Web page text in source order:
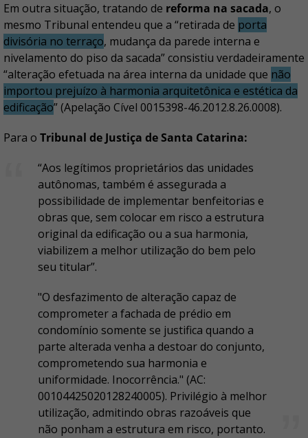
Em outra situação, tratando de reforma na sacada, o
mesmo Tribunal entendeu que a “retirada de porta
divisória no terraço, mudança da parede interna e
nivelamento do piso da sacada” consistiu verdadeiramente
“alteração efetuada na área interna da unidade que não
importou prejuízo à harmonia arquitetônica e estética da
edificação” (Apelação Cível 0015398-46.2012.8.26.0008).
Para o Tribunal de Justiça de Santa Catarina:
“Aos legítimos proprietários das unidades
autônomas, também é assegurada a
possibilidade de implementar benfeitorias e
obras que, sem colocar em risco a estrutura
original da edificação ou a sua harmonia,
viabilizem a melhor utilização do bem pelo
seu titular”.
"O desfazimento de alteração capaz de
comprometer a fachada de prédio em
condomínio somente se justifica quando a
parte alterada venha a destoar do conjunto,
comprometendo sua harmonia e
uniformidade. Inocorrência." (AC:
00104425020128240005). Privilégio à melhor
utilização, admitindo obras razoáveis que
não ponham a estrutura em risco, portanto.